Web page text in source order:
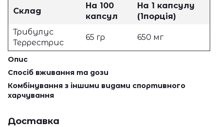
Склад
На 100
капсул
На 1 капсулу
(1порція)
Трибулус
Террестрис
65 гр 650 мг
Опис
Спосіб вживання та дози
Комбінування з іншими видами спортивного
харчування
Доставка